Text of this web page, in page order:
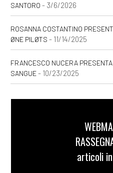
SANTORO - 3/6/2026
ROSANNA COSTANTINO
ØNE PILØTS - 11/14/2025
FRANCESCO NUCERA
SANGUE- 10/23/2025
articoli